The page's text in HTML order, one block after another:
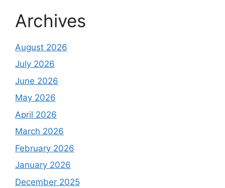
Archives
August 2026
July 2026
June 2026
May 2026
April 2026
March 2026
February 2026
January 2026
December 2025